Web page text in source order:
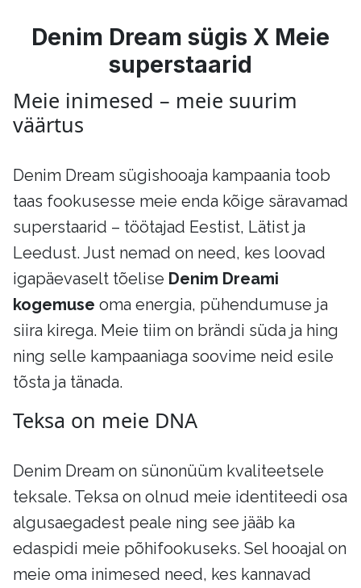
Denim Dream sügis X Meie
superstaarid
Meie inimesed – meie suurim
väärtus
Denim Dream sügishooaja kampaania toob
taas fookusesse meie enda kõige säravamad
superstaarid – töötajad Eestist, Lätist ja
Leedust. Just nemad on need, kes loovad
igapäevaselt tõelise Denim Dreami
kogemuse oma energia, pühendumuse ja
siira kirega. Meie tiim on brändi süda ja hing
ning selle kampaaniaga soovime neid esile
tõsta ja tänada.
Teksa on meie DNA
Denim Dream on sünonüüm kvaliteetsele
teksale. Teksa on olnud meie identiteedi osa
algusaegadest peale ning see jääb ka
edaspidi meie põhifookuseks. Sel hooajal on
meie oma inimesed need, kes kannavad